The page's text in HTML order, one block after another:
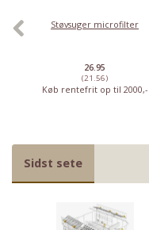
Støvsuger microfilter
26.95
(21.56)
Køb rentefrit op til 2000,-
Sidst sete